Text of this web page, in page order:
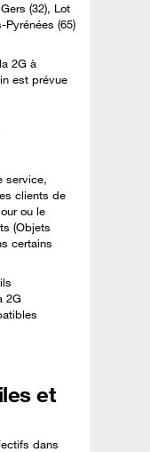
(32), Lot
Pyrénées (65)
2G à
est prévue
service,
clients de
ou le
(Objets
certains
2G
et
dans